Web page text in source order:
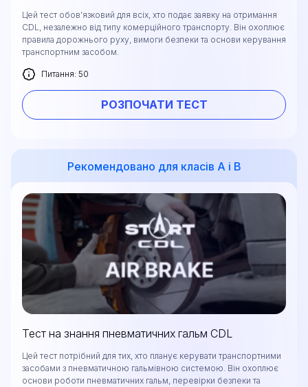
Цей тест обов’язковий для всіх, хто подає заявку на отримання
CDL, незалежно від типу комерційного транспорту. Він охоплює
правила дорожнього руху, вимоги безпеки та основи керування
транспортним засобом.
Питання: 50
РОЗПОЧАТИ ТЕСТ
Рекомендовано для класів A і B
Тест на знання пневматичних гальм CDL
Цей тест потрібний для тих, хто планує керувати транспортними
засобами з пневматичною гальмівною системою. Він охоплює
основи роботи пневматичних гальм, перевірки безпеки та